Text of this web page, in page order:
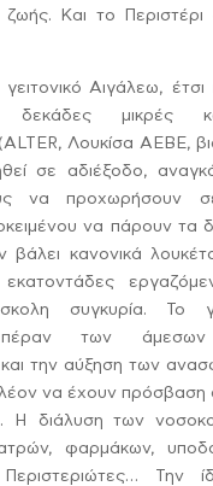
ζωής. Και το Περιστέρι
Αιγάλεω,
δεκάδες μικρές
(ALTER, Λουκίσα ΑΕΒΕ,
σε αδιέξοδο,
να προχωρήσουν
να πάρουν τα
βάλει κανονικά
συγκυρία. Το
πέραν των άμεσων
και την αύξηση των
να έχουν πρόσβαση
Η διάλυση των
φαρμάκων,
Την